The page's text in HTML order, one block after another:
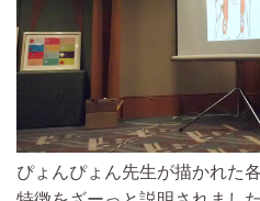
ぴょんぴょん先生が描かれた